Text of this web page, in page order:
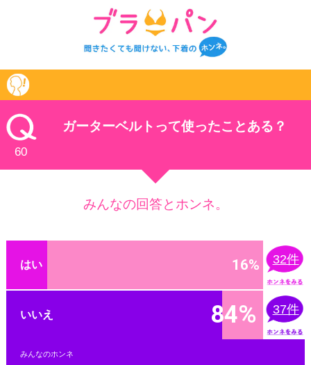
60
ガーターベルトって使ったことある？
みんなの回答とホンネ。
はい 16% 32件
いいえ 84% 37件
みんなのホンネ